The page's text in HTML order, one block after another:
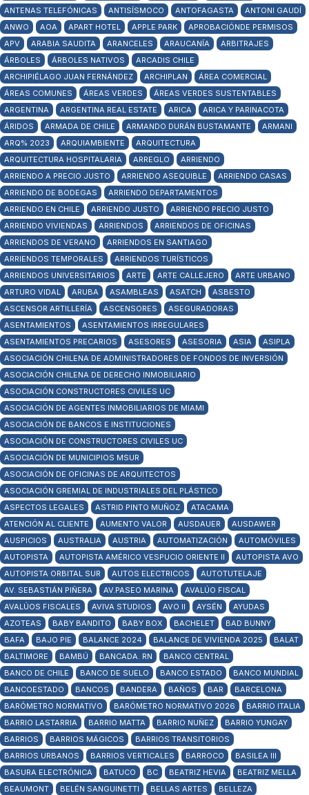
ANTENAS TELEFÓNICAS
ANTISÍSMOCO ANTOFAGASTA
ANTONI GAUDÍ
ANWO
AOA APART HOTEL APPLE PARK
APROBACIÓNDE PERMISOS
APV
ARABIA SAUDITA ARANCELES ARAUCANÍA
ARBITRAJES
ÁRBOLES
ÁRBOLES NATIVOS
ARCADIS CHILE
ARCHIPIÉLAGO JUAN FERNÁNDEZ
ARCHIPLAN
ÁREA COMERCIAL
ÁREAS COMUNES
ÁREAS VERDES
ÁREAS VERDES SUSTENTABLES
ARGENTINA
ARGENTINA REAL ESTATE ARICA
ARICA Y PARINACOTA
ÁRIDOS
ARMADA DE CHILE ARMANDO DURÁN BUSTAMANTE
ARMANI
ARQ% 2023
ARQUIAMBIENTE
ARQUITECTURA
ARQUITECTURA HOSPITALARIA
ARREGLO
ARRIENDO
ARRIENDO A PRECIO JUSTO
ARRIENDO ASEQUIBLE
ARRIENDO CASAS
ARRIENDO DE BODEGAS
ARRIENDO DEPARTAMENTOS
ARRIENDO EN CHILE
ARRIENDO JUSTO
ARRIENDO PRECIO JUSTO
ARRIENDO VIVIENDAS
ARRIENDOS
ARRIENDOS DE OFICINAS
ARRIENDOS DE VERANO
ARRIENDOS EN SANTIAGO
ARRIENDOS TEMPORALES
ARRIENDOS TURÍSTICOS
ARRIENDOS UNIVERSITARIOS
ARTE ARTE CALLEJERO
ARTE URBANO
ARTURO VIDAL
ARUBA ASAMBLEAS ASATCH
ASBESTO
ASCENSOR ARTILLERÍA
ASCENSORES
ASEGURADORAS
ASENTAMIENTOS
ASENTAMIENTOS IRREGULARES
ASENTAMIENTOS PRECARIOS
ASESORES ASESORIA ASIA
ASIPLA
ASOCIACIÓN CHILENA DE ADMINISTRADORES DE FONDOS DE INVERSIÓN
ASOCIACIÓN CHILENA DE DERECHO INMOBILIARIO
ASOCIACIÓN CONSTRUCTORES CIVILES UC
ASOCIACIÓN DE AGENTES INMOBILIARIOS DE MIAMI
ASOCIACIÓN DE BANCOS E INSTITUCIONES
ASOCIACIÓN DE CONSTRUCTORES CIVILES UC
ASOCIACIÓN DE MUNICIPIOS MSUR
ASOCIACIÓN DE OFICINAS DE ARQUITECTOS
ASOCIACIÓN GREMIAL DE INDUSTRIALES DEL PLÁSTICO
ASPECTOS LEGALES
ASTRID PINTO MUÑOZ
ATACAMA
ATENCIÓN AL CLIENTE
AUMENTO VALOR AUSDAUER
AUSDAWER
AUSPICIOS
AUSTRALIA AUSTRIA AUTOMATIZACIÓN
AUTOMÓVILES
AUTOPISTA
AUTOPISTA AMÉRICO VESPUCIO ORIENTE II
AUTOPISTA AVO
AUTOPISTA ORBITAL SUR
AUTOS ELECTRICOS
AUTOTUTELAJE
AV. SEBASTIÁN PIÑERA
AV.PASEO MARINA
AVALÚO FISCAL
AVALÚOS FISCALES
AVIVA STUDIOS AVO II AYSÉN
AYUDAS
AZOTEAS
BABY BANDITO BABY BOX BACHELET
BAD BUNNY
BAFA
BAJO PIE BALANCE 2024 BALANCE DE VIVIENDA 2025
BALAT
BALTIMORE
BAMBÚ BANCADA. RN
BANCO CENTRAL
BANCO DE CHILE
BANCO DE SUELO BANCO ESTADO
BANCO MUNDIAL
BANCOESTADO
BANCOS BANDERA BAÑOS BAR
BARCELONA
BARÓMETRO NORMATIVO
BARÓMETRO NORMATIVO 2026
BARRIO ITALIA
BARRIO LASTARRIA
BARRIO MATTA BARRIO NUÑEZ
BARRIO YUNGAY
BARRIOS
BARRIOS MÁGICOS
BARRIOS TRANSITORIOS
BARRIOS URBANOS
BARRIOS VERTICALES BARROCO
BASILEA III
BASURA ELECTRÓNICA
BATUCO BC BEATRIZ HEVIA
BEATRIZ MELLA
BEAUMONT
BELÉN SANGUINETTI BELLAS ARTES BELLEZA